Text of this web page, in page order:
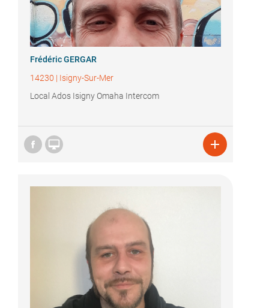
Frédéric GERGAR
14230 | Isigny-Sur-Mer
Local Ados Isigny Omaha Intercom
 